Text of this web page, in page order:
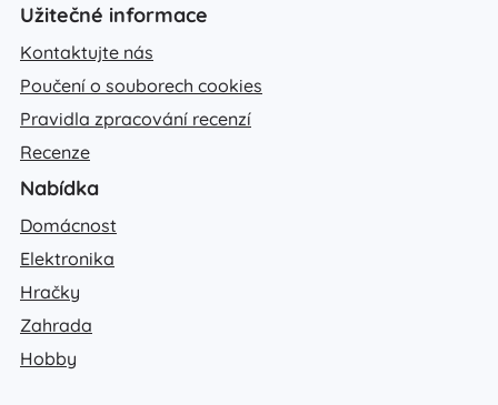
Užitečné informace
Kontaktujte nás
Poučení o souborech cookies
Pravidla zpracování recenzí
Recenze
Nabídka
Domácnost
Elektronika
Hračky
Zahrada
Hobby